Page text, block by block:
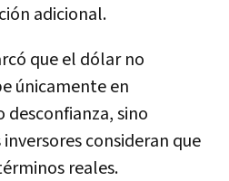
adicional.
que el dólar no
únicamente en
desconfianza, sino
consideran que
reales.